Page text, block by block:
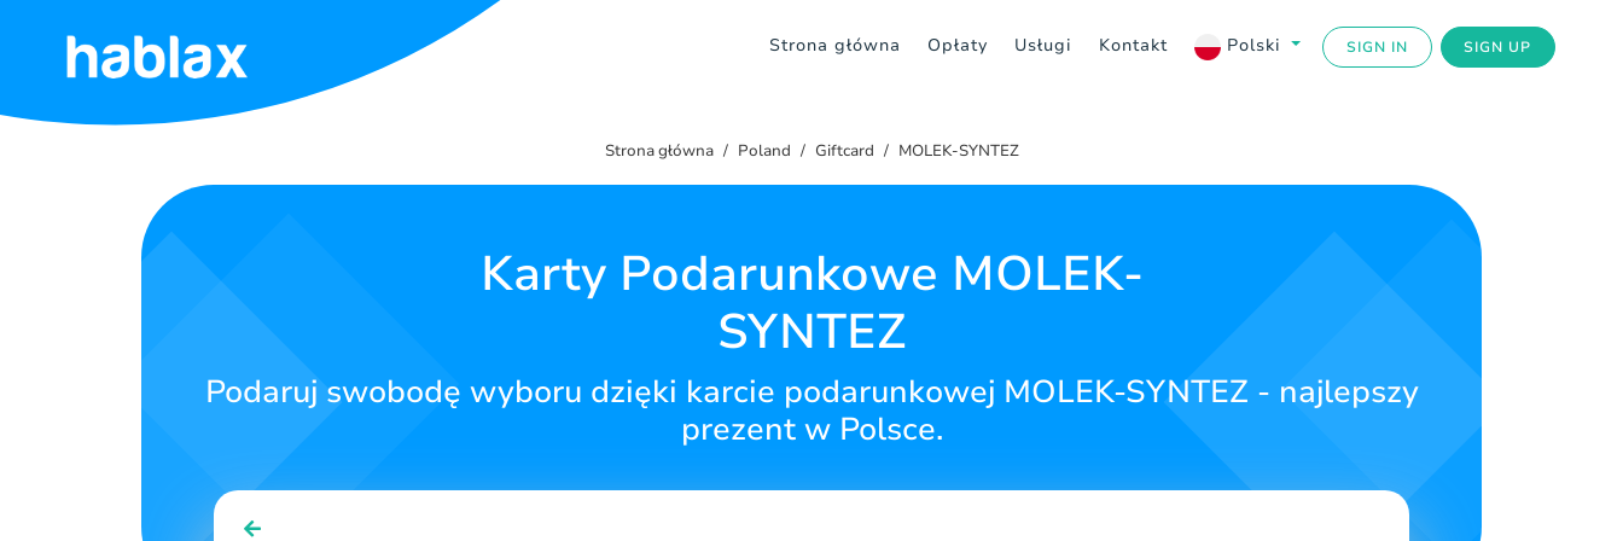
Strona główna Opłaty Usługi Kontakt Polski SIGN IN SIGN UP
Strona
SIGN UP
Strona główna Poland Giftcard MOLEK-SYNTEZ
Karty Podarunkowe MOLEK-
SYNTEZ
Podaruj swobodę wyboru dzięki karcie podarunkowej MOLEK-SYNTEZ - najlepszy
prezent w Polsce.